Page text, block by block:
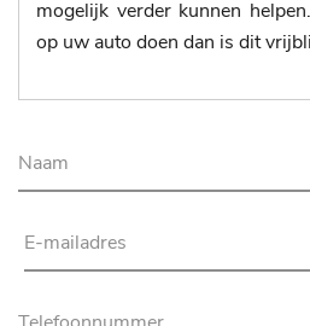
mogelijk verder kunnen
op uw auto doen dan is dit